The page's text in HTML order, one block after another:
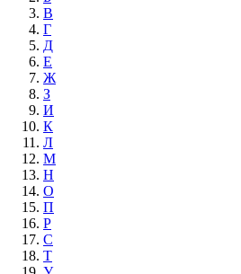
В
Г
Д
Е
Ж
З
И
К
Л
М
Н
О
П
Р
С
Т